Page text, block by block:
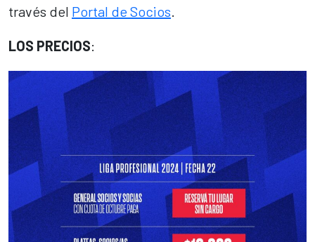
través del Portal de Socios
LOS PRECIOS: